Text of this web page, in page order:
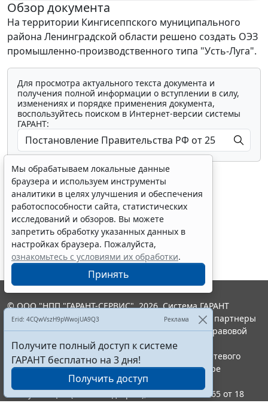
Обзор документа
На территории Кингисеппского муниципального
района Ленинградской области решено создать ОЭЗ
промышленно-производственного типа "Усть-Луга".
Для просмотра актуального текста документа и
получения полной информации о вступлении в силу,
изменениях и порядке применения документа,
воспользуйтесь поиском в Интернет-версии системы
ГАРАНТ:
Показать все материалы
Мы обрабатываем локальные данные
браузера и используем инструменты
аналитики в целях улучшения и обеспечения
работоспособности сайта, статистических
исследований и обзоров. Вы можете
запретить обработку указанных данных в
настройках браузера. Пожалуйста,
ознакомьтесь с условиями их обработки.
Принять
Erid: 4CQwVszH9pWwojUA9Q3 Реклама
Получите полный доступ к системе
ГАРАНТ бесплатно на 3 дня!
Получить доступ
© ООО "НПП "ГАРАНТ-СЕРВИС", 2026. Система ГАРАНТ
выпускается с 1990 года. Компания "Гарант" и ее партнеры
являются участниками Российской ассоциации правовой
информации ГАРАНТ.
Портал ГАРАНТ.РУ зарегистрирован в качестве сетевого
издания Федеральной службой по надзору в сфере
связи,информационных технологий и массовых
коммуникаций (Роскомнадзором), Эл № ФС77-58365 от 18